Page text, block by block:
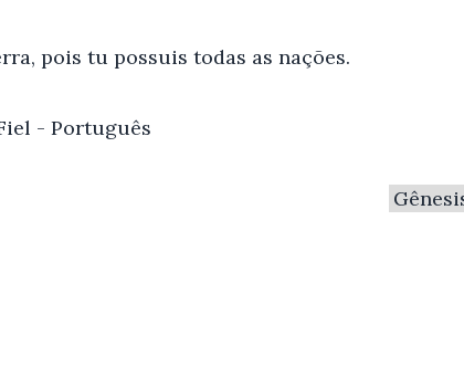
pois tu possuis todas as nações.
- Português